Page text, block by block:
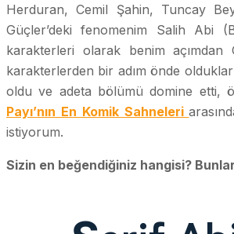
Herduran, Cemil Şahin, Tuncay
Güçler’deki fenomenim Salih Abi
karakterleri olarak benim
karakterlerden bir adım önde
oldu ve adeta bölümü domine etti,
Payı’nın En Komik Sahneleri
istiyorum.
Sizin en beğendiğiniz hangisi?